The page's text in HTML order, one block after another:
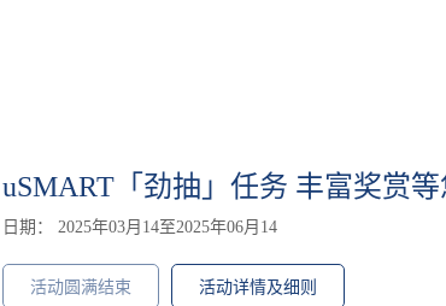
uSMART「劲抽」任务 丰富奖赏等
日期： 2025年03月14至2025年06月14
活动圆满结束 活动详情及细则